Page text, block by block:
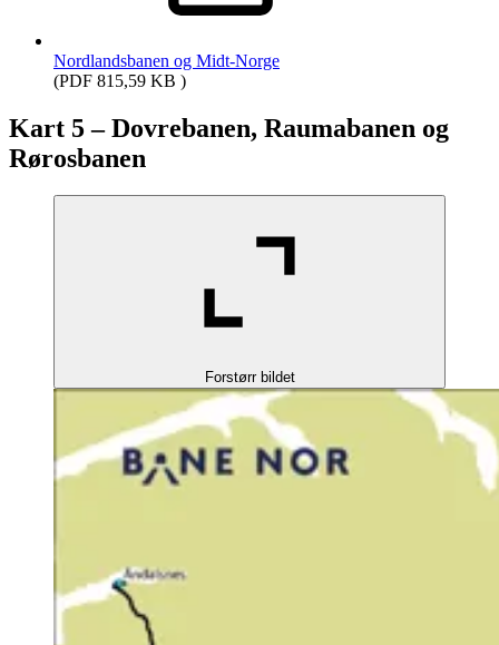
Nordlandsbanen og Midt-Norge
(PDF 815,59 KB )
Kart 5 – Dovrebanen, Raumabanen og
Rørosbanen
Forstørr bildet